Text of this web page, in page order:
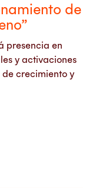
de
presencia en
y activaciones
crecimiento y